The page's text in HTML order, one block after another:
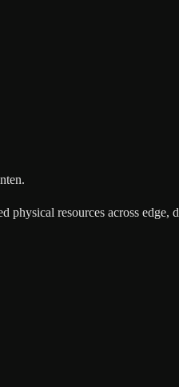
physical resources across